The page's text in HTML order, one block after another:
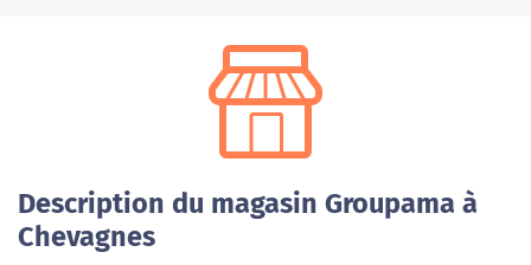
Description du magasin Groupama à
Chevagnes